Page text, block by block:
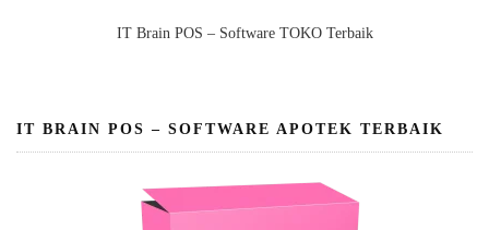
IT Brain POS – Software TOKO Terbaik
IT BRAIN POS – SOFTWARE APOTEK TERBAIK